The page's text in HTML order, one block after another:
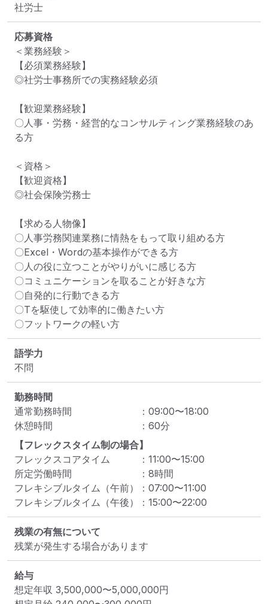
社労士
応募資格
＜業務経験＞
【必須業務経験】
◎社労士事務所での実務経験必須
【歓迎業務経験】
〇人事・労務・経営的なコンサルティング業務経験のあ
る方
＜資格＞
【歓迎資格】
◎社会保険労務士
【求める人物像】
〇人事労務関連業務に情熱をもって取り組める方
〇Excel・Wordの基本操作ができる方
〇人の役に立つことがやりがいに感じる方
〇コミュニケーションを取ることが好きな方
〇自発的に行動できる方
〇Tを駆使して効率的に働きたい方
〇フットワークの軽い方
語学力
不問
勤務時間
通常勤務時間
： 09:00〜18:00
休憩時間
： 60分
【フレックスタイム制の場合】
フレックスコアタイム
： 11:00〜15:00
所定労働時間
： 8時間
フレキシブルタイム（午前）
： 07:00〜11:00
フレキシブルタイム（午後）
： 15:00〜22:00
残業の有無について
残業が発生する場合があります
給与
想定年収 3,500,000〜5,000,000円